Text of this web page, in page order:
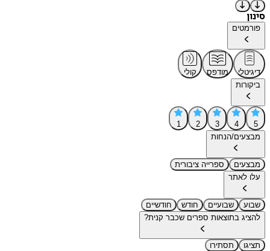
סינון
פורמטים
דיגיטלי מודפס
קולי
ביקורות
5
4
3
2
1
מבצעים/הנחות
מבצעים
ספרייה ציבורית
עלו לאתר
שבוע שבועיים חודש
חודשיים
להציג בתוצאות ספרים שכבר קנית?
תציגו
תסתירו